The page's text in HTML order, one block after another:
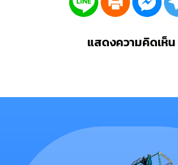
แสดงความคิดเห็น